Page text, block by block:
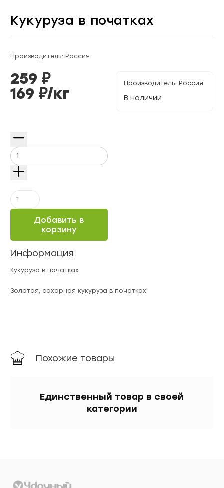
Кукуруза в початках
Производитель: Россия
259 ₽
169 ₽/кг
Количество
Кукуруза
початкахДобавить в
корзину
Производитель: Россия
В наличии
Информация:
Кукуруза в початках
Золотая, сахарная кукуруза в початках
Похожие товары
Единственный товар в своей
категории